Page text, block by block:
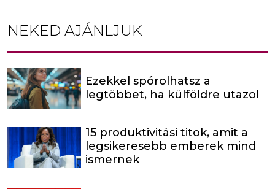
NEKED AJÁNLJUK
Ezekkel spórolhatsz a
legtöbbet, ha külföldre utazol
15 produktivitási titok, amit a
legsikeresebb emberek mind
ismernek